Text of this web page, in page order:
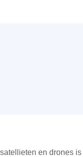
en drones